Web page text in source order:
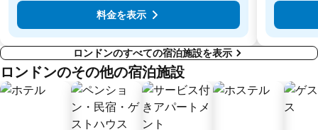
ナショナル・ギャラリー
Waterloo Station
Hammersmith
料金を表示
ロンドンのすべての宿泊施設を表示
ロンドンのその他の宿泊施設